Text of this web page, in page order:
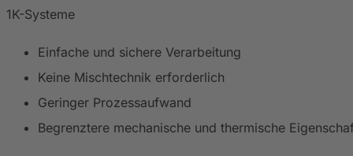
1K-Systeme
Einfache und sichere Verarbeitung
Keine Mischtechnik erforderlich
Geringer Prozessaufwand
Begrenztere mechanische und thermische